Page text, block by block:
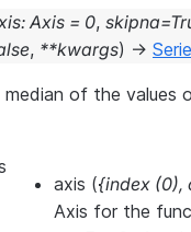
: Axis = 0, skipna=
, **kwargs) →
median of the values
axis ({index (0),
Axis for the